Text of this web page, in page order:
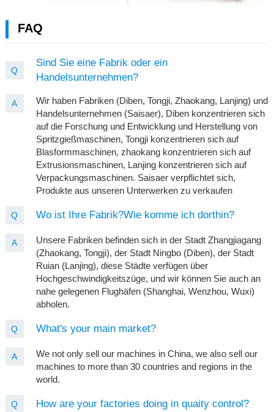
FAQ
Q
Sind Sie eine Fabrik oder ein
Handelsunternehmen?
A
Wir haben Fabriken (Diben, Tongji, Zhaokang, Lanjing) und
Handelsunternehmen (Saisaer), Diben konzentrieren sich
auf die Forschung und Entwicklung und Herstellung von
Spritzgießmaschinen, Tongji konzentrieren sich auf
Blasformmaschinen, zhaokang konzentrieren sich auf
Extrusionsmaschinen, Lanjing konzentrieren sich auf
Verpackungsmaschinen. Saisaer verpflichtet sich,
Produkte aus unseren Unterwerken zu verkaufen
Q Wo ist Ihre Fabrik?Wie komme ich dorthin?
A
Unsere Fabriken befinden sich in der Stadt Zhangjiagang
(Zhaokang, Tongji), der Stadt Ningbo (Diben), der Stadt
Ruian (Lanjing), diese Städte verfügen über
Hochgeschwindigkeitszüge, und wir können Sie auch an
nahe gelegenen Flughäfen (Shanghai, Wenzhou, Wuxi)
abholen.
Q What's your main market?
A
We not only sell our machines in China, we also sell our
machines to more than 30 countries and regions in the
world.
Q How are your factories doing in quaity control?